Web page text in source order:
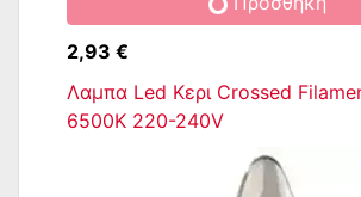
2,93 €
Λαμπα Led Κερι Crossed
6500K 220-240V